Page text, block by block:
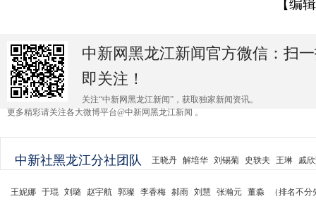
【编
中新网黑龙江新闻官方微信：扫
即关注！
关注“中新网黑龙江新闻”，获取独家新闻资讯。
更多精彩请关注各大微博平台@中新网黑龙江新闻 。
中新社黑龙江分社团队 王晓丹 解培华 刘锡菊 史轶夫 王琳 戚
王妮娜 于琨 刘璐 赵宇航 郭璨 李香梅 郝雨 刘慧 张瀚元 董淼 （排名不